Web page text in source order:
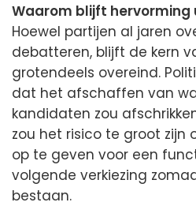
Waarom blijft hervorming
Hoewel partijen al jaren
debatteren, blijft de kern
grotendeels overeind.
dat het afschaffen van
kandidaten zou
zou het risico te groot zijn
op te geven voor een
volgende verkiezing
bestaan.